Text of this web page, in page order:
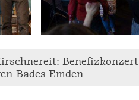
Benefizkonzert
Bades Emden